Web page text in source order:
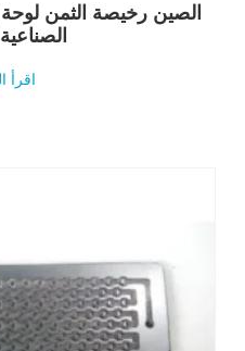
الصين رخيصة الثمن لوحة
اقرأ